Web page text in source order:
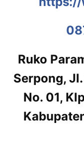
Ruko
Serpong,
No. 01,